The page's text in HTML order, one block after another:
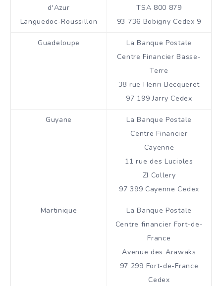
d'Azur
Languedoc-Roussillon
TSA 800 879
93 736 Bobigny Cedex 9
Guadeloupe
La Banque Postale
Centre Financier Basse-
Terre
38 rue Henri Becqueret
97 199 Jarry Cedex
Guyane
La Banque Postale
Centre Financier
Cayenne
11 rue des Lucioles
ZI Collery
97 399 Cayenne Cedex
Martinique
La Banque Postale
Centre financier Fort-de-
France
Avenue des Arawaks
97 299 Fort-de-France
Cedex